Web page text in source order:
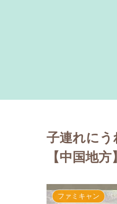
子連れにう
【中国地方】
ファミキャン